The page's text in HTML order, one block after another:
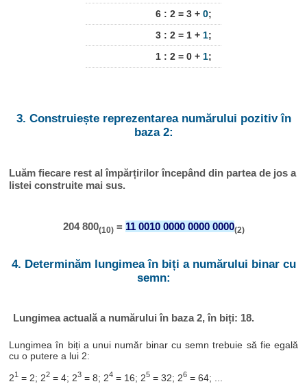
6 : 2 = 3 + 0;
3 : 2 = 1 + 1;
1 : 2 = 0 + 1;
3. Construiește reprezentarea numărului pozitiv în
baza 2:
Luăm fiecare rest al împărțirilor începând din partea de jos a
listei construite mai sus.
204 800(10)= 11 0010 0000 0000 0000(2)
4. Determinăm lungimea în biți a numărului binar cu
semn:
Lungimea actuală a numărului în baza 2, în biți: 18.
Lungimea în biți a unui număr binar cu semn trebuie să fie egală
cu o putere a lui 2:
21 = 2; 22 = 4; 23 = 8; 24 = 16; 25 = 32; 26 = 64; ...